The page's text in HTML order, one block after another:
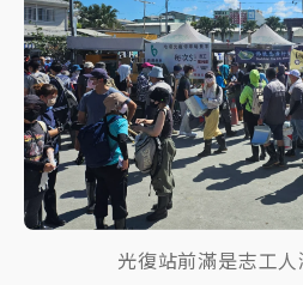
光復站前滿是志工